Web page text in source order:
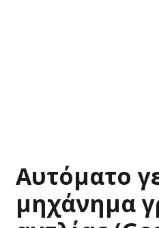
Αυτόματο
μηχάνημα